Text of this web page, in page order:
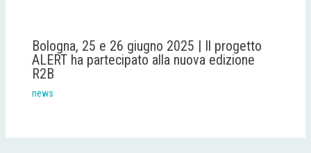
Bologna, 25 e 26 giugno 2025 | Il progetto
ALERT ha partecipato alla nuova edizione
R2B
news